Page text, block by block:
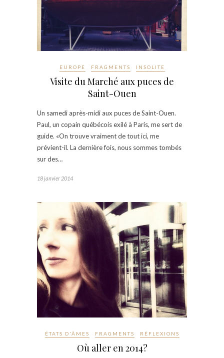
EUROPE FRAGMENTS INSOLITE
Visite du Marché aux puces de
Saint-Ouen
Un samedi après-midi aux puces de Saint-Ouen.
Paul, un copain québécois exilé à Paris, me sert de
guide. «On trouve vraiment de tout ici, me
prévient-il. La dernière fois, nous sommes tombés
sur des…
18 janvier 2014
ÉTATS D'ÂMES FRAGMENTS RÉFLEXIONS
Où aller en 2014?